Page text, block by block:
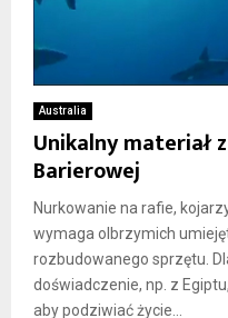
Australia
Unikalny materiał
Barierowej
Nurkowanie na rafie,
wymaga olbrzymich
rozbudowanego sprzętu.
doświadczenie, np. z
aby podziwiać życie...